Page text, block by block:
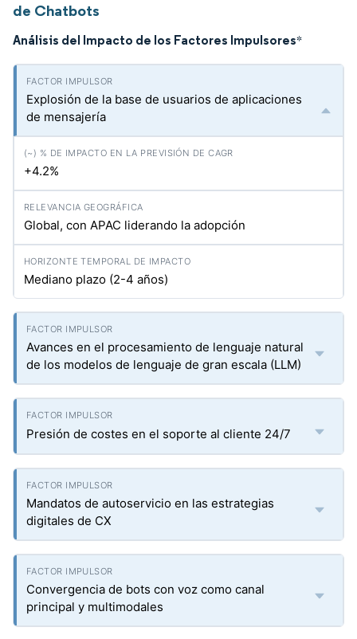
de Chatbots
Análisis del Impacto de los Factores Impulsores*
Explosión de la base de usuarios de aplicaciones
de mensajería
+4.2%
Global, con APAC liderando la adopción
Mediano plazo (2-4 años)
Avances en el procesamiento de lenguaje natural
de los modelos de lenguaje de gran escala (LLM)
Presión de costes en el soporte al cliente 24/7
Mandatos de autoservicio en las estrategias
digitales de CX
Convergencia de bots con voz como canal
principal y multimodales